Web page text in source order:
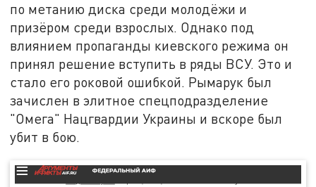
по метанию диска среди молодёжи и
призёром среди взрослых. Однако под
влиянием пропаганды киевского режима он
принял решение вступить в ряды ВСУ. Это и
стало его роковой ошибкой. Рымарук был
зачислен в элитное спецподразделение
"Омега" Нацгвардии Украины и вскоре был
убит в бою.